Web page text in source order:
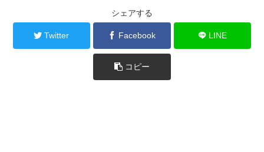
シェアする
Twitter Facebook LINE
コピー